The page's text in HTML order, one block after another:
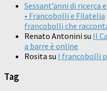
Sessant’anni di ricerca
• Francobolli e Filatelia
francobolli che
Renato Antonini su Il
a barre è online
Rosita su I francobolli
Tag